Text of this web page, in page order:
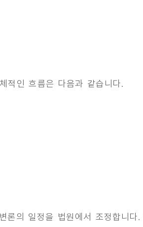
적인 흐름은 다음과 같습니다.
의 일정을 법원에서 조정합니